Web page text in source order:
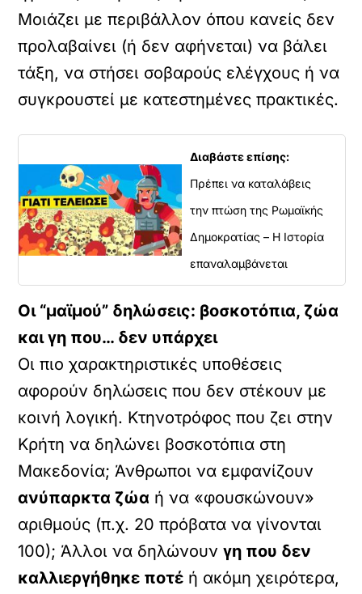
Μοιάζει με περιβάλλον όπου κανείς δεν
προλαβαίνει (ή δεν αφήνεται) να βάλει
τάξη, να στήσει σοβαρούς ελέγχους ή να
συγκρουστεί με κατεστημένες πρακτικές.
Διαβάστε επίσης:
Πρέπει να καταλάβεις
την πτώση της Ρωμαϊκής
Δημοκρατίας – Η Ιστορία
επαναλαμβάνεται
Οι “μαϊμού” δηλώσεις: βοσκοτόπια, ζώα
και γη που… δεν υπάρχει
Οι πιο χαρακτηριστικές υποθέσεις
αφορούν δηλώσεις που δεν στέκουν με
κοινή λογική. Κτηνοτρόφος που ζει στην
Κρήτη να δηλώνει βοσκοτόπια στη
Μακεδονία; Άνθρωποι να εμφανίζουν
ανύπαρκτα ζώα ή να «φουσκώνουν»
αριθμούς (π.χ. 20 πρόβατα να γίνονται
100); Άλλοι να δηλώνουνγη που δεν
καλλιεργήθηκε ποτέ ή ακόμη χειρότερα,